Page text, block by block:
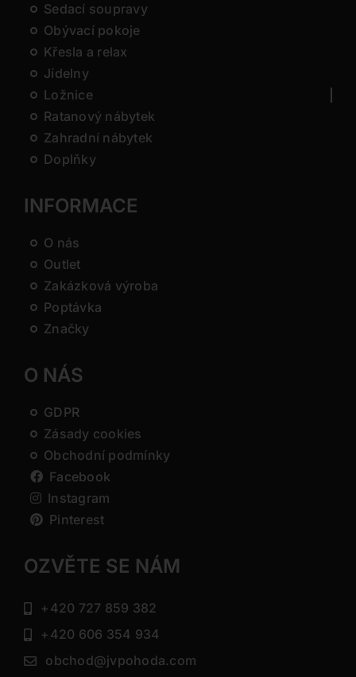
Sedací soupravy
Obývací pokoje
Křesla a relax
Jídelny
Ložnice
Ratanový nábytek
Zahradní nábytek
Doplňky
INFORMACE
O nás
Outlet
Zakázková výroba
Poptávka
Značky
O NÁS
GDPR
Zásady cookies
Obchodní podmínky
Facebook
Instagram
Pinterest
OZVĚTE SE NÁM
+420 727 859 382
+420 606 354 934
obchod@jvpohoda.com